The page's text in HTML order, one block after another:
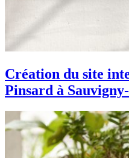
Création du site
Pinsard à